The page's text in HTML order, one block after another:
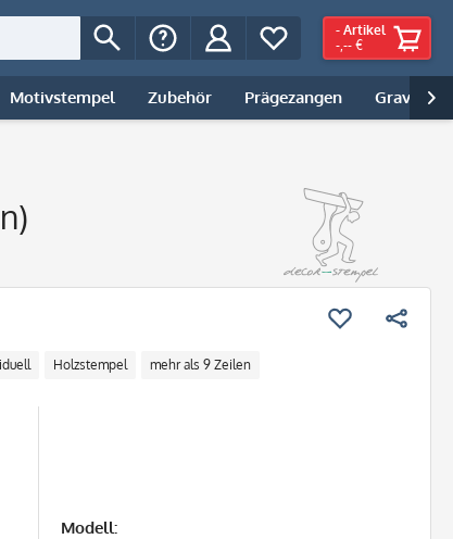
- Artikel
-,-- €
Motivstempel Zubehör Prägezangen Gravur |

Holzstempel mehr als 9 Zeilen
Modell: